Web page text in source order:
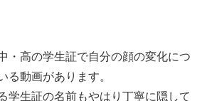
・高の学生証で自分の顔の変化につ
動画があります。
学生証の名前もやはり丁寧に隠して